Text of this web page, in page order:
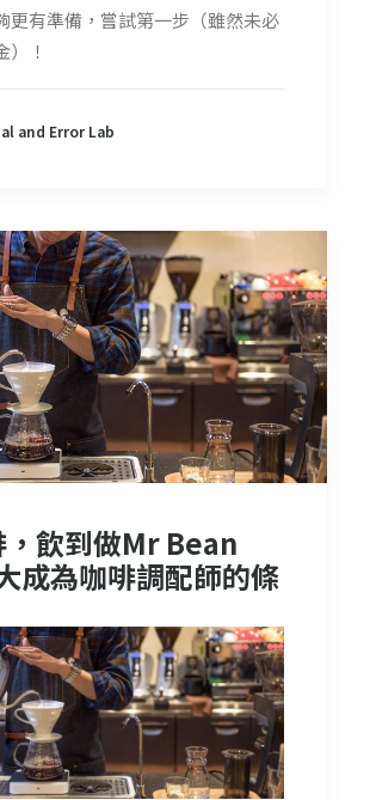
更有準備，嘗試第一步（雖然未必
）！
and Error Lab
飲到做Mr Bean
成為咖啡調配師的條